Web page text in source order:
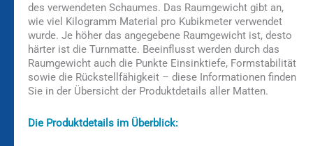
des verwendeten Schaumes. Das Raumgewicht gibt an,
wie viel Kilogramm Material pro Kubikmeter verwendet
wurde. Je höher das angegebene Raumgewicht ist, desto
härter ist die Turnmatte. Beeinflusst werden durch das
Raumgewicht auch die Punkte Einsinktiefe, Formstabilität
sowie die Rückstellfähigkeit – diese Informationen finden
Sie in der Übersicht der Produktdetails aller Matten.
Die Produktdetails im Überblick: